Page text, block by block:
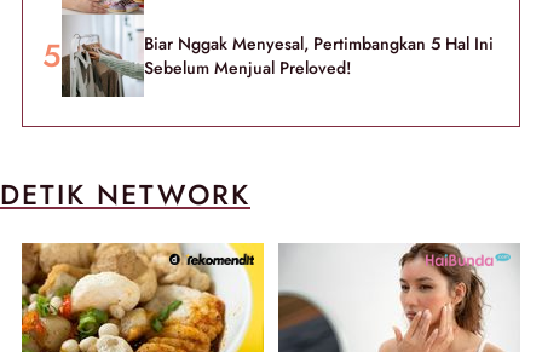
Biar Nggak Menyesal, Pertimbangkan 5 Hal Ini
Sebelum Menjual Preloved!
DETIK NETWORK